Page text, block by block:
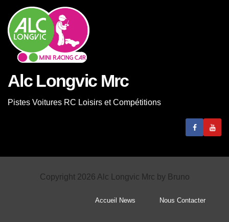
Alc Longvic Mrc
Pistes Voitures RC Loisirs et Compétitions
Copyright 2026 Alc Longvic Mrc by Bruno
Accueil News Nous Contacter